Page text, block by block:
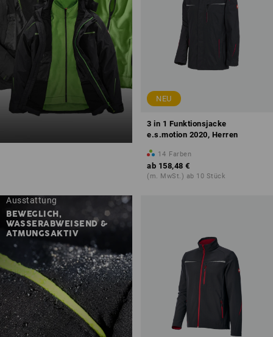
NEU
3 in 1 Funktionsjacke
e.s.motion 2020, Herren
14 Farben
ab 158,48 €
(m. MwSt.) ab 10 Stück
Ausstattung
BEWEGLICH,
WASSERABWEISEND &
ATMUNGSAKTIV